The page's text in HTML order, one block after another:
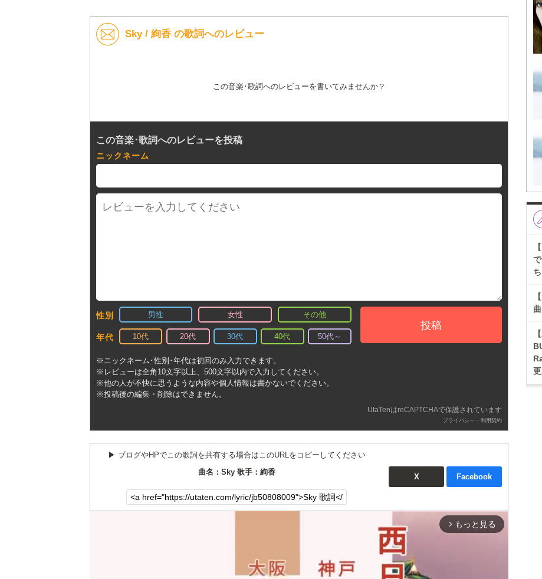
Sky / 絢香 の歌詞へのレビュー
この音楽･歌詞へのレビューを書いてみませんか？
この音楽･歌詞へのレビューを投稿
ニックネーム
性別 男性 女性 その他
年代 10代 20代 30代 40代 50代～
投稿
※ニックネーム･性別･年代は初回のみ入力できます。
※レビューは全角10文字以上、500文字以内で入力してください。
※他の人が不快に思うような内容や個人情報は書かないでください。
※投稿後の編集・削除はできません。
UtaTenはreCAPTCHAで保護されています
プライバシー - 利用契約
▶︎ ブログやHPでこの歌詞を共有する場合はこのURLをコピーしてください
曲名：Sky 歌手：絢香
X Facebook
arrow_forward_ios もっと見る